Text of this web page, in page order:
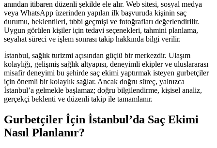
anından itibaren düzenli şekilde ele alır. Web sitesi, sosyal medya
veya WhatsApp üzerinden yapılan ilk başvuruda kişinin saç
durumu, beklentileri, tıbbi geçmişi ve fotoğrafları değerlendirilir.
Uygun görülen kişiler için tedavi seçenekleri, tahmini planlama,
seyahat süreci ve işlem sonrası takip hakkında bilgi verilir.
İstanbul, sağlık turizmi açısından güçlü bir merkezdir. Ulaşım
kolaylığı, gelişmiş sağlık altyapısı, deneyimli ekipler ve uluslararası
misafir deneyimi bu şehirde saç ekimi yaptırmak isteyen gurbetçiler
için önemli bir kolaylık sağlar. Ancak doğru süreç, yalnızca
İstanbul’a gelmekle başlamaz; doğru bilgilendirme, kişisel analiz,
gerçekçi beklenti ve düzenli takip ile tamamlanır.
Gurbetçiler İçin İstanbul’da Saç Ekimi
Nasıl Planlanır?